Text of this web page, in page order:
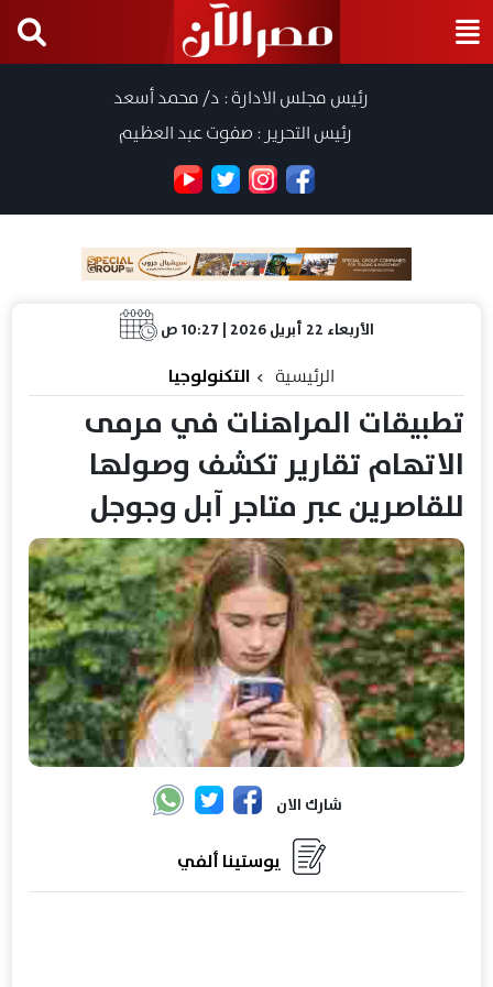
رئيس مجلس الادارة : د/ محمد أسعد
رئيس التحرير : صفوت عبد العظيم
الأربعاء 22 أبريل 2026 | 10:27 ص
الرئيسية التكنولوجيا
تطبيقات المراهنات في مرمى
الاتهام تقارير تكشف وصولها
للقاصرين عبر متاجر آبل وجوجل
شارك الان
يوستينا ألفي